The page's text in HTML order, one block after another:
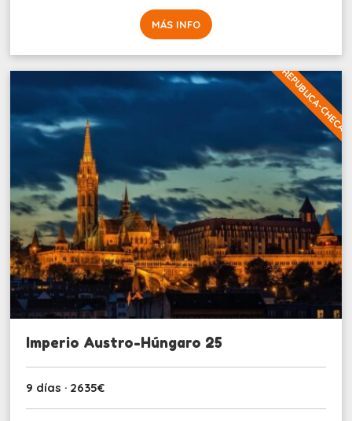
MÁS INFO
REPUBLICA-CHECA
Imperio Austro-Húngaro 25
9 días · 2635€